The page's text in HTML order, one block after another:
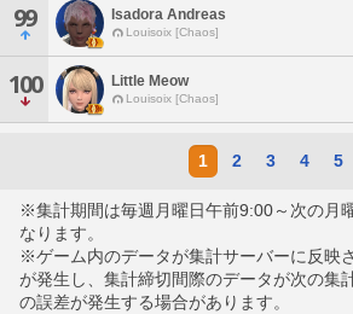
99 Isadora Andreas
Louisoix [Chaos]
100 Little Meow
Louisoix [Chaos]
1 2 3 4 5
※集計期間は毎週月曜日午前9:00～次の月
なります。
※ゲーム内のデータが集計サーバーに反映
が発生し、集計締切間際のデータが次の集
の誤差が発生する場合があります。